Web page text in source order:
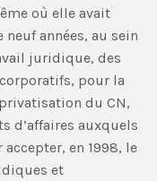
où elle avait
années, au sein
juridique, des
pour la
du CN,
d’affaires auxquels
en 1998, le
et